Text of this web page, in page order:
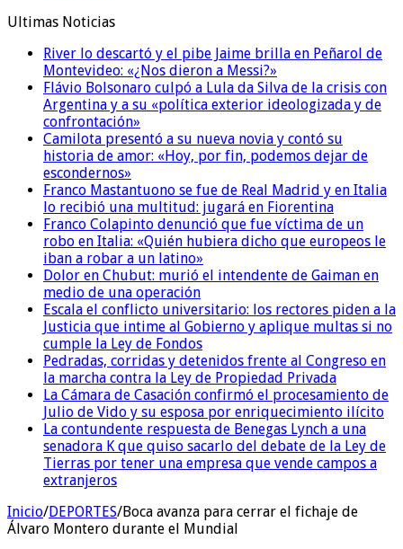
Ultimas Noticias
River lo descartó y el pibe Jaime brilla en Peñarol de
Montevideo: «¿Nos dieron a Messi?»
Flávio Bolsonaro culpó a Lula da Silva de la crisis con
Argentina y a su «política exterior ideologizada y de
confrontación»
Camilota presentó a su nueva novia y contó su
historia de amor: «Hoy, por fin, podemos dejar de
escondernos»
Franco Mastantuono se fue de Real Madrid y en Italia
lo recibió una multitud: jugará en Fiorentina
Franco Colapinto denunció que fue víctima de un
robo en Italia: «Quién hubiera dicho que europeos le
iban a robar a un latino»
Dolor en Chubut: murió el intendente de Gaiman en
medio de una operación
Escala el conflicto universitario: los rectores piden a la
Justicia que intime al Gobierno y aplique multas si no
cumple la Ley de Fondos
Pedradas, corridas y detenidos frente al Congreso en
la marcha contra la Ley de Propiedad Privada
La Cámara de Casación confirmó el procesamiento de
Julio de Vido y su esposa por enriquecimiento ilícito
La contundente respuesta de Benegas Lynch a una
senadora K que quiso sacarlo del debate de la Ley de
Tierras por tener una empresa que vende campos a
extranjeros
Inicio/DEPORTES/Boca avanza para cerrar el fichaje de
Álvaro Montero durante el Mundial